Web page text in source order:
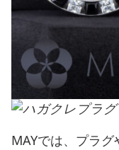
MAYでは、プラ